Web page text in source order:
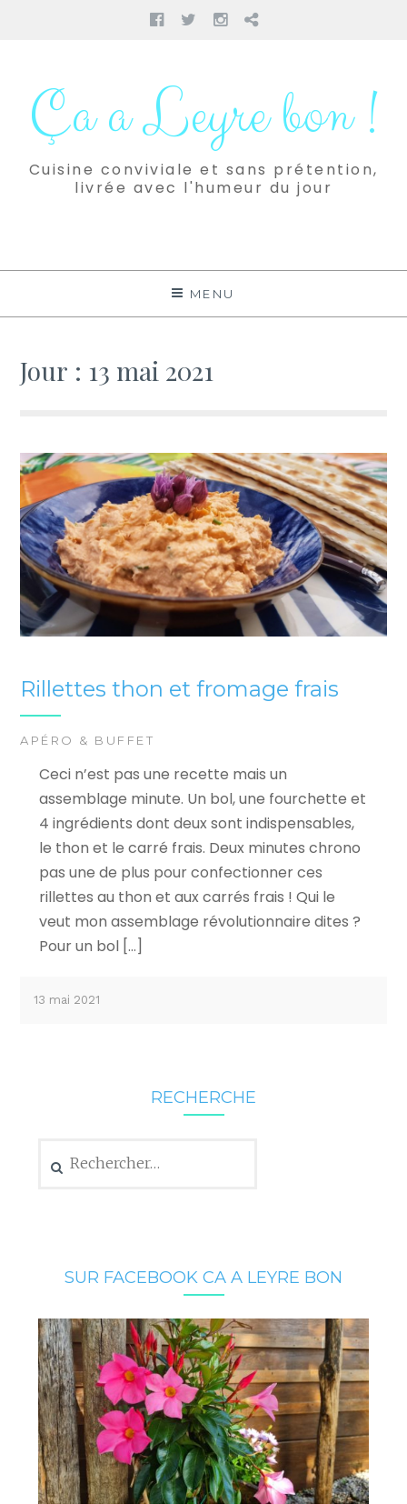
Facebook
TwitterInstagram
Pinterest
contenuÇa a Leyre bon !
Cuisine conviviale et sans prétention,
livrée avec l'humeur du jour
MENU
Jour : 13 mai 2021
Rillettes thon et fromage frais
APÉRO & BUFFET
Ceci n’est pas une recette mais un
assemblage minute. Un bol, une fourchette et
4 ingrédients dont deux sont indispensables,
le thon et le carré frais. Deux minutes chrono
pas une de plus pour confectionner ces
rillettes au thon et aux carrés frais ! Qui le
veut mon assemblage révolutionnaire dites ?
Pour un bol […]
13 mai 2021
RECHERCHE
SUR FACEBOOK CA A LEYRE BON